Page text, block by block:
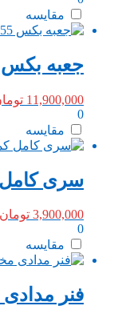
مقایسه
جعبه بکس 55 پارچه هنس تایوان
11,900,000
0
مقایسه
سری کامل
3,900,000 تومان
0
مقایسه
فنر